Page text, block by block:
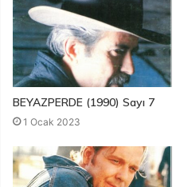
BEYAZPERDE (1990) Sayı 7
1 Ocak 2023